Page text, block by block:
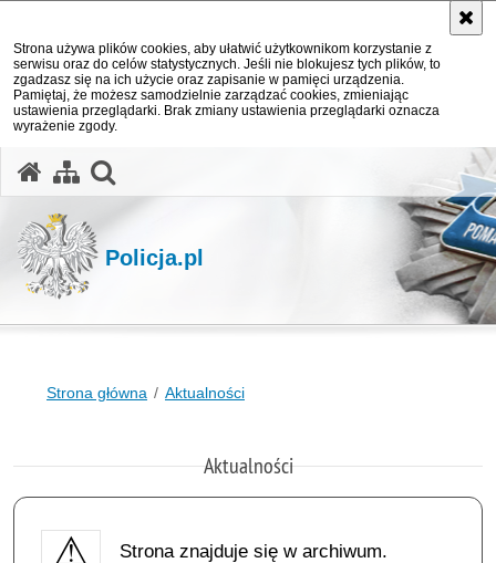
Strona używa plików cookies, aby ułatwić użytkownikom korzystanie z
serwisu oraz do celów statystycznych. Jeśli nie blokujesz tych plików, to
zgadzasz się na ich użycie oraz zapisanie w pamięci urządzenia.
Pamiętaj, że możesz samodzielnie zarządzać cookies, zmieniając
ustawienia przeglądarki. Brak zmiany ustawienia przeglądarki oznacza
wyrażenie zgody.
Policja.pl
Strona główna Aktualności
Aktualności
Strona znajduje się w archiwum.